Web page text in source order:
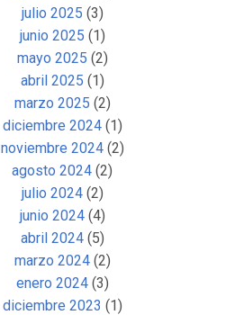
julio 2025 (3)
junio 2025 (1)
mayo 2025 (2)
abril 2025 (1)
marzo 2025 (2)
diciembre 2024(1)
noviembre 2024(2)
agosto 2024 (2)
julio 2024(2)
junio 2024(4)
abril 2024(5)
marzo 2024(2)
enero 2024(3)
diciembre 2023 (1)